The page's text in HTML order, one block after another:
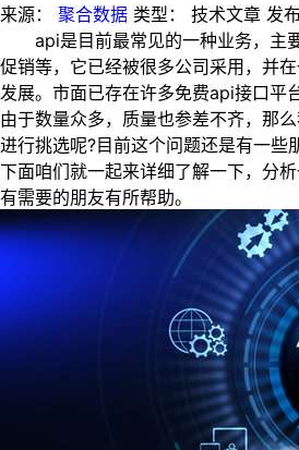
来源： 聚合数据 类型： 技术文章 发布
api是目前最常见的一种业务，主要
促销等，它已经被很多公司采用，并
发展。市面已存在许多免费api接口平
由于数量众多，质量也参差不齐，那
进行挑选呢?目前这个问题还是有一些
下面咱们就一起来详细了解一下，分
有需要的朋友有所帮助。